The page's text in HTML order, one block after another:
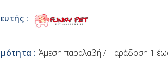
:
:Άμεση παραλαβή / Παράδoση 1